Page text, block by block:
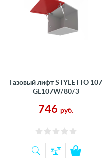
Газовый лифт STYLETTO 107
GL107W/80/3
746 руб.